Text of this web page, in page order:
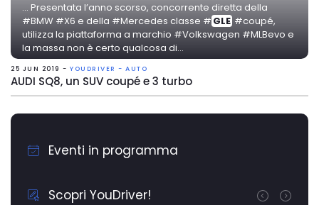
... Presentata l’anno scorso, concorrente diretta della
#BMW #X6 e della #Mercedes classe # GLE #coupé,
utilizza la piattaforma a marchio #Volkswagen #MLBevo e
la massa non è certo qualcosa di...
25 JUN 2019 - YOUDRIVER - AUTO
AUDI SQ8, un SUV coupé e 3 turbo
Eventi in programma
Scopri YouDriver!